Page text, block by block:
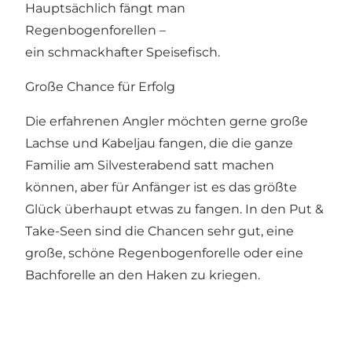
Hauptsächlich fängt man
Regenbogenforellen –
ein schmackhafter Speisefisch.
Große Chance für Erfolg
Die erfahrenen Angler möchten gerne große
Lachse und Kabeljau fangen, die die ganze
Familie am Silvesterabend satt machen
können, aber für Anfänger ist es das größte
Glück überhaupt etwas zu fangen. In den Put &
Take-Seen sind die Chancen sehr gut, eine
große, schöne Regenbogenforelle oder eine
Bachforelle an den Haken zu kriegen.